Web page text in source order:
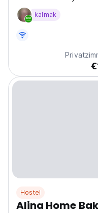
seyahat edenlerin yeni
Eski Şehri ile Hazar
kalmak
Hostel
Alina Home